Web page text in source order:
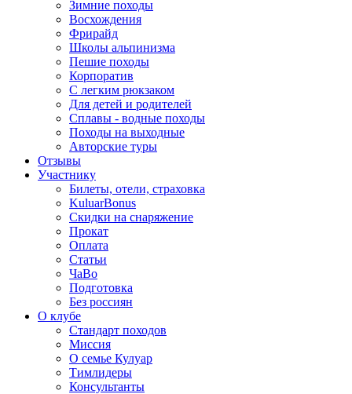
Зимние походы
Восхождения
Фрирайд
Школы альпинизма
Пешие походы
Корпоратив
С легким рюкзаком
Для детей и родителей
Сплавы - водные походы
Походы на выходные
Авторские туры
Отзывы
Участнику
Билеты, отели, страховка
KuluarBonus
Скидки на снаряжение
Прокат
Оплата
Статьи
ЧаВо
Подготовка
Без россиян
О клубе
Стандарт походов
Миссия
О семье Кулуар
Тимлидеры
Консультанты